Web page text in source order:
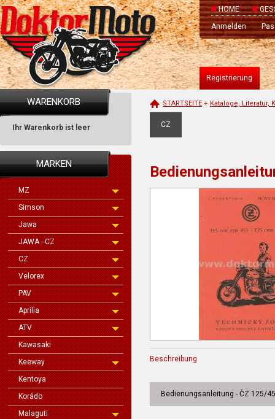
HOME
Anmelden
Registrierung
WARENKORB
Ihr Warenkorb ist leer
MARKEN
MZ
Simson
Jawa
JAWA - CZ
CZ
Velorex
PAV
Aprilia
ATV
Kawasaki
Keeway
Kentoya
Korádo
Malaguti
STARTSEITE + Kataloge, Literatur,
CZ
Beschreibung
Bedienungsanleitung - ČZ 125/